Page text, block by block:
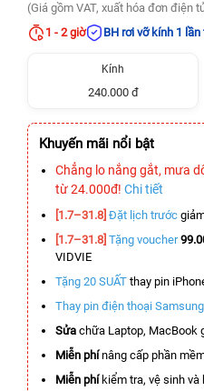
(Giá gồm VAT, xuất hóa đơn điện
1 - 2 giờ
BH rơi vỡ kính 1
Kính
240.000 đ
Khuyến mãi nổi bật
Chẳng lo nắng gắt, mưa
từ 24.000đ! Chi tiết
[1.7–31.8] Đặt lịch trước
[1.7–31.8] Tặng voucher
VIDVIE
Tặng 20 SUẤT thay pin
Thay pin điện thoại Samsung
Sửa chữa Laptop, MacBook
Miễn phínâng cấp phần
Miễn phíkiểm tra, vệ sinh và